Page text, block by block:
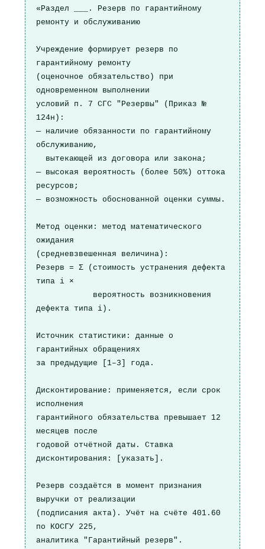
«Раздел ___. Резерв по гарантийному
ремонту и обслуживанию
Учреждение формирует резерв по
гарантийному ремонту
(оценочное обязательство) при
одновременном выполнении
условий п. 7 СГС "Резервы" (Приказ №
124н):
— наличие обязанности по гарантийному
обслуживанию,
— высокая вероятность (более 50%) оттока
ресурсов;
— возможность обоснованной оценки суммы.
Метод оценки: метод математического
ожидания
(средневзвешенная величина):
Резерв = Σ (стоимость устранения дефекта
типа i ×
дефекта типа i).
Источник статистики: данные о
гарантийных обращениях
за предыдущие [1–3] года.
Дисконтирование: применяется, если срок
исполнения
гарантийного обязательства превышает 12
месяцев после
годовой отчётной даты. Ставка
дисконтирования: [указать].
Резерв создаётся в момент признания
выручки от реализации
(подписания акта). Учёт на счёте 401.60
по КОСГУ 225,
аналитика "Гарантийный резерв".